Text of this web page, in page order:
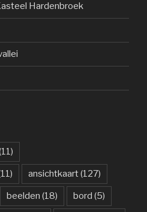
Hardenbroek
ansichtkaart(127)
beelden (18) bord (5)